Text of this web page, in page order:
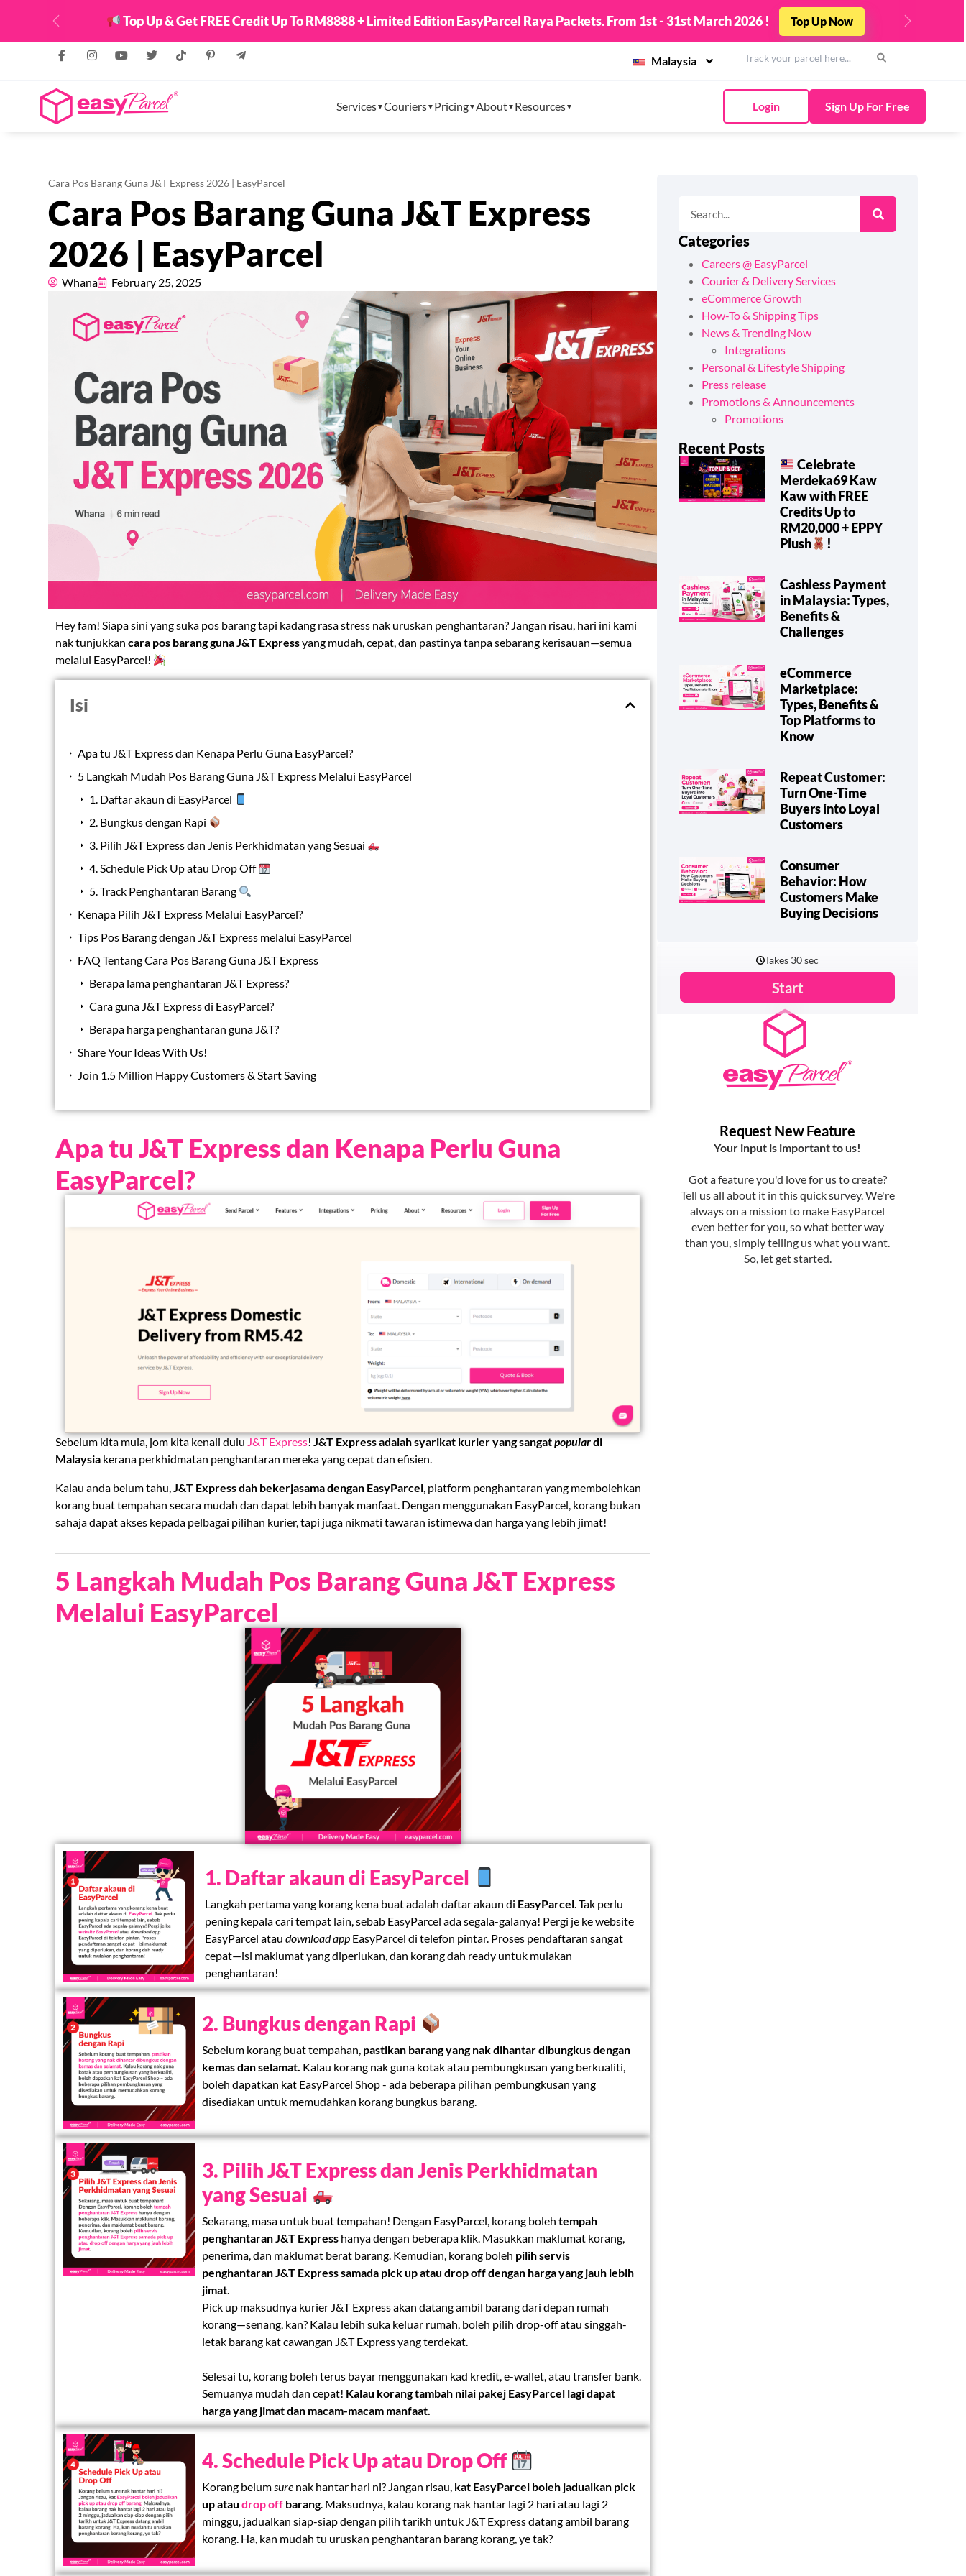
Top Up & Get FREE Credit Up To RM8888 + Limited Edition EasyParcel Raya Packets. From 1st - 31st March 2026 ! Top Up Now
Previous Next
Malaysia
Services Couriers Pricing About Resources Login Sign Up For Free
Cara Pos Barang Guna J&T Express 2026 | EasyParcel
Cara Pos Barang Guna J&T Express
2026 | EasyParcel
Whana February 25, 2025
Hey fam! Siapa sini yang suka pos barang tapi kadang rasa stress nak uruskan penghantaran? Jangan risau, hari ini kami
nak tunjukkancara pos barang guna J&T Expressyang mudah, cepat, dan pastinya tanpa sebarang kerisauan—semua
melalui EasyParcel!
Isi
Apa tu J&T Express dan Kenapa Perlu Guna EasyParcel?
5 Langkah Mudah Pos Barang Guna J&T Express Melalui EasyParcel
1. Daftar akaun di EasyParcel
2. Bungkus dengan Rapi
3. Pilih J&T Express dan Jenis Perkhidmatan yang Sesuai
4. Schedule Pick Up atau Drop Off
5. Track Penghantaran Barang
Kenapa Pilih J&T Express Melalui EasyParcel?
Tips Pos Barang dengan J&T Express melalui EasyParcel
FAQ Tentang Cara Pos Barang Guna J&T Express
Berapa lama penghantaran J&T Express?
Cara guna J&T Express di EasyParcel?
Berapa harga penghantaran guna J&T?
Share Your Ideas With Us!
Join 1.5 Million Happy Customers & Start Saving
Apa tu J&T Express dan Kenapa Perlu Guna
EasyParcel?
Sebelum kita mula, jom kita kenali dulu J&T Express!J&T Express adalah syarikat kurier yang sangatpopulardi
Malaysia kerana perkhidmatan penghantaran mereka yang cepat dan efisien.
Kalau anda belum tahu,J&T Express dah bekerjasama dengan EasyParcel, platform penghantaran yang membolehkan
korang buat tempahan secara mudah dan dapat lebih banyak manfaat. Dengan menggunakan EasyParcel, korang bukan
sahaja dapat akses kepada pelbagai pilihan kurier, tapi juga nikmati tawaran istimewa dan harga yang lebih jimat!
5 Langkah Mudah Pos Barang Guna J&T Express
Melalui EasyParcel
1. Daftar akaun di EasyParcel
Langkah pertama yang korang kena buat adalah daftar akaun di EasyParcel. Tak perlu
pening kepala cari tempat lain, sebab EasyParcel ada segala-galanya! Pergi je ke website
EasyParcel atau download appEasyParcel di telefon pintar. Proses pendaftaran sangat
cepat—isi maklumat yang diperlukan, dan korang dah ready untuk mulakan
penghantaran!
2. Bungkus dengan Rapi
Sebelum korang buat tempahan, pastikan barang yang nak dihantar dibungkus dengan
kemas dan selamat. Kalau korang nak guna kotak atau pembungkusan yang berkualiti,
boleh dapatkan kat EasyParcel Shop - ada beberapa pilihan pembungkusan yang
disediakan untuk memudahkan korang bungkus barang.
3. Pilih J&T Express dan Jenis Perkhidmatan
yang Sesuai
Sekarang, masa untuk buat tempahan! Dengan EasyParcel, korang bolehtempah
penghantaran J&T Express hanya dengan beberapa klik. Masukkan maklumat korang,
penerima, dan maklumat berat barang. Kemudian, korang boleh pilih servis
penghantaran J&T Express samada pick up atau drop off dengan harga yang jauh lebih
jimat.
Pick up maksudnya kurier J&T Express akan datang ambil barang dari depan rumah
korang—senang, kan? Kalau lebih suka keluar rumah, boleh pilih drop-off atau singgah-
letak barang kat cawangan J&T Express yang terdekat.
Selesai tu, korang boleh terus bayar menggunakan kad kredit, e-wallet, atau transfer bank.
Semuanya mudah dan cepat! Kalau korang tambah nilai pakej EasyParcel lagi dapat
harga yang jimat dan macam-macam manfaat.
4. Schedule Pick Up atau Drop Off
Korang belumsure nak hantar hari ni? Jangan risau, kat EasyParcel boleh jadualkan pick
up ataudrop off barang. Maksudnya, kalau korang nak hantar lagi 2 hari atau lagi 2
minggu, jadualkan siap-siap dengan pilih tarikh untuk J&T Express datang ambil barang
korang. Ha, kan mudah tu uruskan penghantaran barang korang, ye tak?
Categories
Careers @ EasyParcel
Courier & Delivery Services
eCommerce Growth
How-To & Shipping Tips
News & Trending Now
Integrations
Personal & Lifestyle Shipping
Press release
Promotions & Announcements
Promotions
Recent Posts
Celebrate
Merdeka69 Kaw
Kaw with FREE
Credits Up to
RM20,000 + EPPY
Plush
!
Cashless Payment
in Malaysia: Types,
Benefits &
Challenges
eCommerce
Marketplace:
Types, Benefits &
Top Platforms to
Know
Repeat Customer:
Turn One-Time
Buyers into Loyal
Customers
Consumer
Behavior: How
Customers Make
Buying Decisions